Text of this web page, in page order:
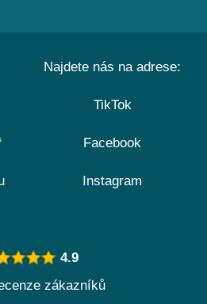
Najdete nás na adrese:
TikTok
Facebook
Instagram
4.9
zákazníků